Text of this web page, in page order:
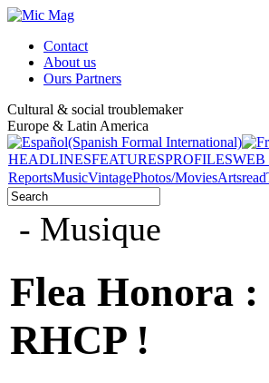
Contact
About us
Ours Partners
Cultural & social troublemaker
Europe & Latin America
HEADLINESFEATURESPROFILESWEB
ReportsMusicVintagePhotos/MoviesArtsread
- Musique
Flea Honora :
RHCP !